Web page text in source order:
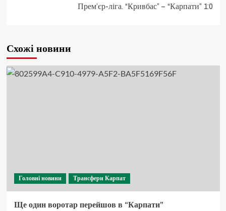
Прем’єр-ліга. “Кривбас” – “Карпати” 1:0
Схожі новини
Головні новини Трансфери Карпат
Ще один воротар перейшов в “Карпати”